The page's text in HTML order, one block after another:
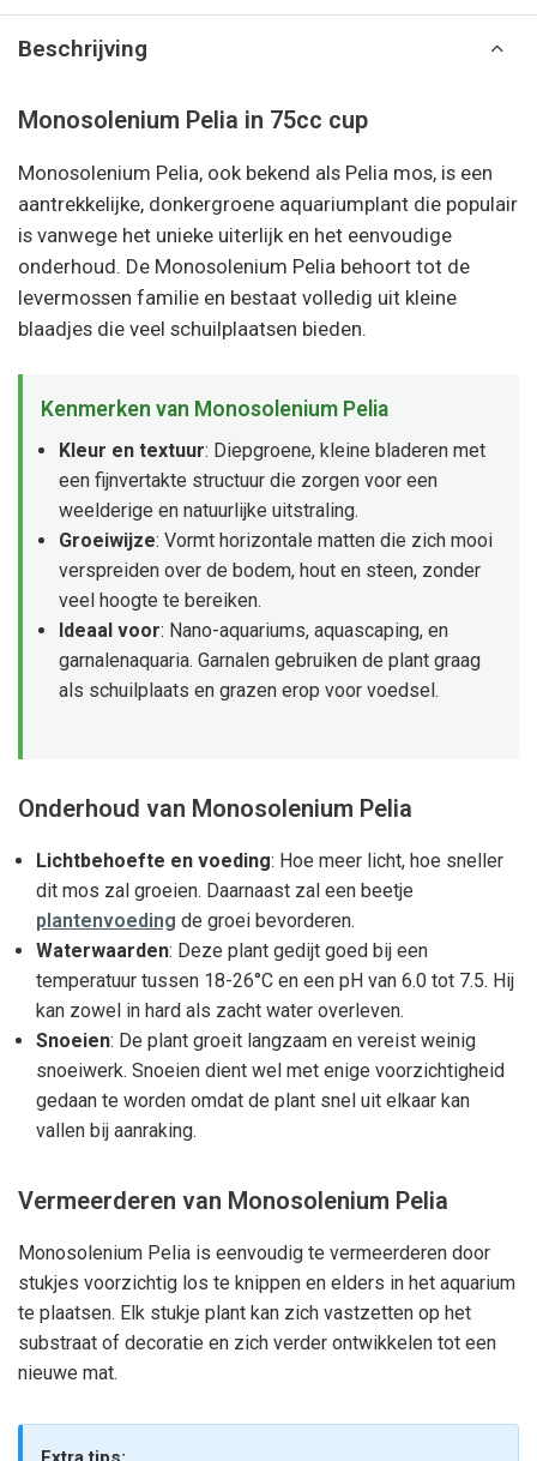
Beschrijving
Monosolenium Pelia in 75cc cup
Monosolenium Pelia, ook bekend als Pelia mos, is een
aantrekkelijke, donkergroene aquariumplant die populair
is vanwege het unieke uiterlijk en het eenvoudige
onderhoud. De Monosolenium Pelia behoort tot de
levermossen familie en bestaat volledig uit kleine
blaadjes die veel schuilplaatsen bieden.
Kenmerken van Monosolenium Pelia
Kleur en textuur: Diepgroene, kleine bladeren met
een fijnvertakte structuur die zorgen voor een
weelderige en natuurlijke uitstraling.
Groeiwijze: Vormt horizontale matten die zich mooi
verspreiden over de bodem, hout en steen, zonder
veel hoogte te bereiken.
Ideaal voor: Nano-aquariums, aquascaping, en
garnalenaquaria. Garnalen gebruiken de plant graag
als schuilplaats en grazen erop voor voedsel.
Onderhoud van Monosolenium Pelia
Lichtbehoefte en voeding: Hoe meer licht, hoe sneller
dit mos zal groeien. Daarnaast zal een beetje
plantenvoeding de groei bevorderen.
Waterwaarden: Deze plant gedijt goed bij een
temperatuur tussen 18-26°C en een pH van 6.0 tot 7.5. Hij
kan zowel in hard als zacht water overleven.
Snoeien: De plant groeit langzaam en vereist weinig
snoeiwerk. Snoeien dient wel met enige voorzichtigheid
gedaan te worden omdat de plant snel uit elkaar kan
vallen bij aanraking.
Vermeerderen van Monosolenium Pelia
Monosolenium Pelia is eenvoudig te vermeerderen door
stukjes voorzichtig los te knippen en elders in het aquarium
te plaatsen. Elk stukje plant kan zich vastzetten op het
substraat of decoratie en zich verder ontwikkelen tot een
nieuwe mat.